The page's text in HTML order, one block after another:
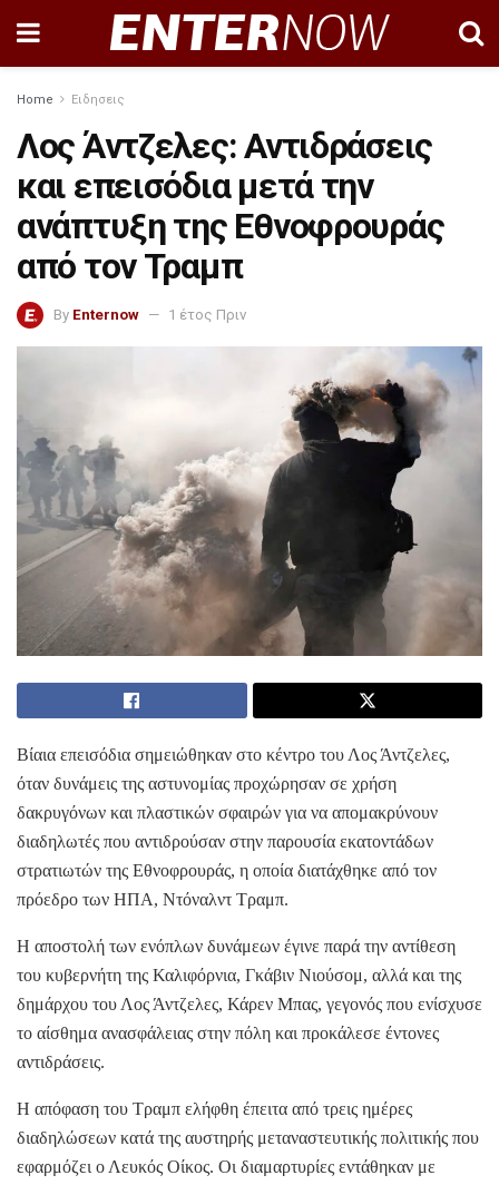
Home Ειδησεις
Λος Άντζελες: Αντιδράσεις
και επεισόδια μετά την
ανάπτυξη της Εθνοφρουράς
από τον Τραμπ
By Enternow 1 έτος Πριν
Βίαια επεισόδια σημειώθηκαν στο κέντρο του Λος Άντζελες,
όταν δυνάμεις της αστυνομίας προχώρησαν σε χρήση
δακρυγόνων και πλαστικών σφαιρών για να απομακρύνουν
διαδηλωτές που αντιδρούσαν στην παρουσία εκατοντάδων
στρατιωτών της Εθνοφρουράς, η οποία διατάχθηκε από τον
πρόεδρο των ΗΠΑ, Ντόναλντ Τραμπ.
Η αποστολή των ενόπλων δυνάμεων έγινε παρά την αντίθεση
του κυβερνήτη της Καλιφόρνια, Γκάβιν Νιούσομ, αλλά και της
δημάρχου του Λος Άντζελες, Κάρεν Μπας, γεγονός που ενίσχυσε
το αίσθημα ανασφάλειας στην πόλη και προκάλεσε έντονες
αντιδράσεις.
Η απόφαση του Τραμπ ελήφθη έπειτα από τρεις ημέρες
διαδηλώσεων κατά της αυστηρής μεταναστευτικής πολιτικής που
εφαρμόζει ο Λευκός Οίκος. Οι διαμαρτυρίες εντάθηκαν με